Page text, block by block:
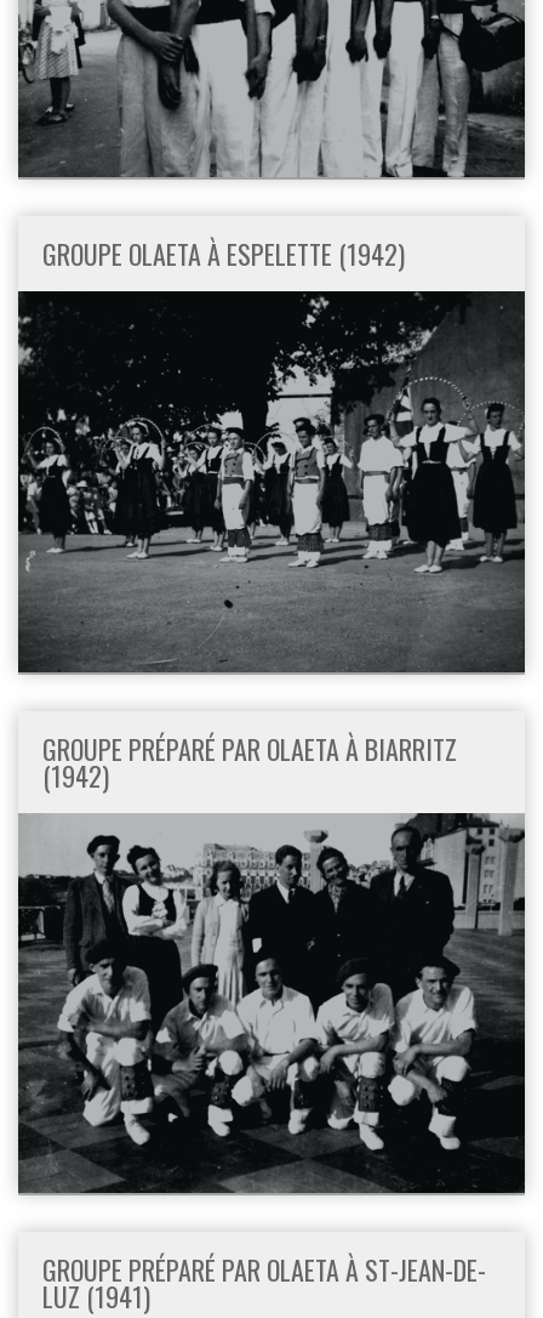
GROUPE OLAETA À ESPELETTE (1942)
GROUPE PRÉPARÉ PAR OLAETA À BIARRITZ
(1942)
GROUPE PRÉPARÉ PAR OLAETA À ST-JEAN-DE-
LUZ (1941)